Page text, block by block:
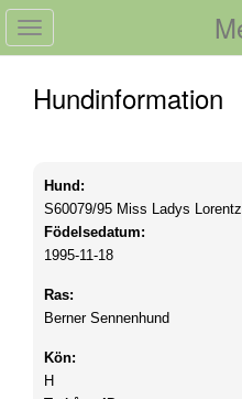
Toggle
navigation
Hundinformation
Hund:
S60079/95 Miss Ladys Lorentz
Födelsedatum:
1995-11-18
Ras:
Berner Sennenhund
Kön:
H